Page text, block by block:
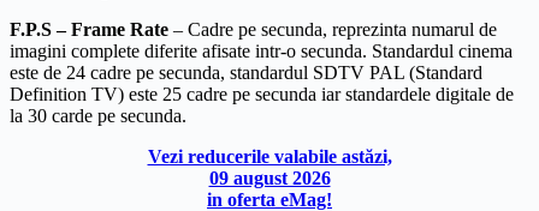
F.P.S – Frame Rate – Cadre pe secunda, reprezinta numarul de
imagini complete diferite afisate intr-o secunda. Standardul cinema
este de 24 cadre pe secunda, standardul SDTV PAL (Standard
Definition TV) este 25 cadre pe secunda iar standardele digitale de
la 30 carde pe secunda.
Vezi reducerile valabile astăzi,
09 august 2026
in oferta eMag!